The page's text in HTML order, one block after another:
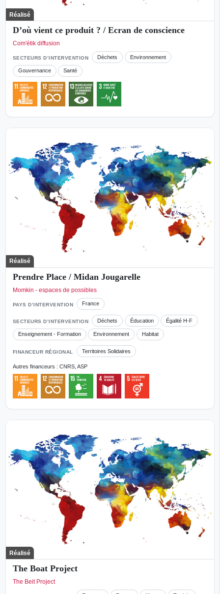
Réalisé
D’où vient ce produit ? / Ecran de conscience
Com'étik diffusion
SECTEURS D’INTERVENTION Déchets Environnement
Gouvernance Santé
Réalisé
Prendre Place / Midan Jougarelle
Momkin - espaces de possibles
PAYS D’INTERVENTION France
SECTEURS D’INTERVENTION Déchets Éducation Égalité H-F
Enseignement - Formation Environnement Habitat
FINANCEUR RÉGIONAL Territoires Solidaires
Autres financeurs : CNRS, ASP
Réalisé
The Boat Project
The Beit Project